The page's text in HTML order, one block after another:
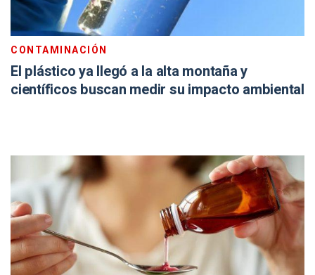
CONTAMINACIÓN
El plástico ya llegó a la alta montaña y
científicos buscan medir su impacto ambiental